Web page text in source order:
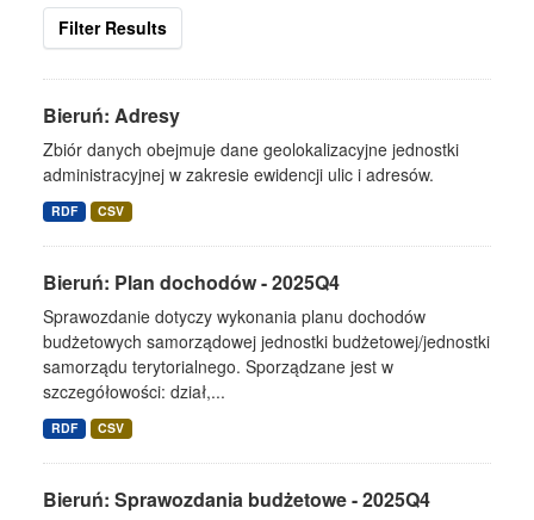
Filter Results
Bieruń: Adresy
Zbiór danych obejmuje dane geolokalizacyjne jednostki
administracyjnej w zakresie ewidencji ulic i adresów.
RDF CSV
Bieruń: Plan dochodów - 2025Q4
Sprawozdanie dotyczy wykonania planu dochodów
budżetowych samorządowej jednostki budżetowej/jednostki
samorządu terytorialnego. Sporządzane jest w
szczegółowości: dział,...
RDF CSV
Bieruń: Sprawozdania budżetowe - 2025Q4